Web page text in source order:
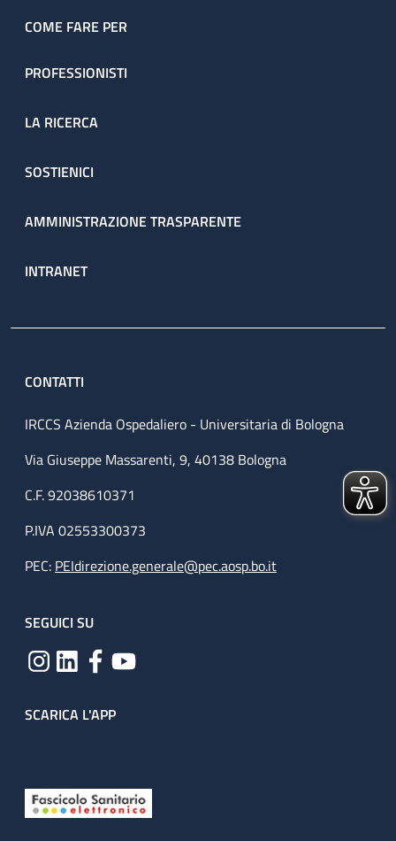
COME FARE PER
PROFESSIONISTI
LA RICERCA
SOSTIENICI
AMMINISTRAZIONE TRASPARENTE
INTRANET
CONTATTI
IRCCS Azienda Ospedaliero - Universitaria di Bologna
Via Giuseppe Massarenti, 9, 40138 Bologna
C.F. 92038610371
P.IVA 02553300373
PEC: PEIdirezione.generale@pec.aosp.bo.it
SEGUICI SU
SCARICA L'APP